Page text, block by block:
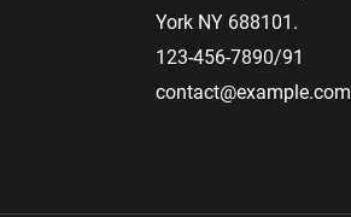
York NY 688101.
123-456-7890/91​
contact@example.com